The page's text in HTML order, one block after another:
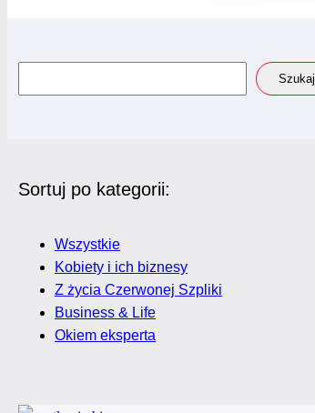
Szukaj
Sortuj po kategorii:
Wszystkie
Kobiety i ich biznesy
Z życia Czerwonej Szpliki
Business & Life
Okiem eksperta